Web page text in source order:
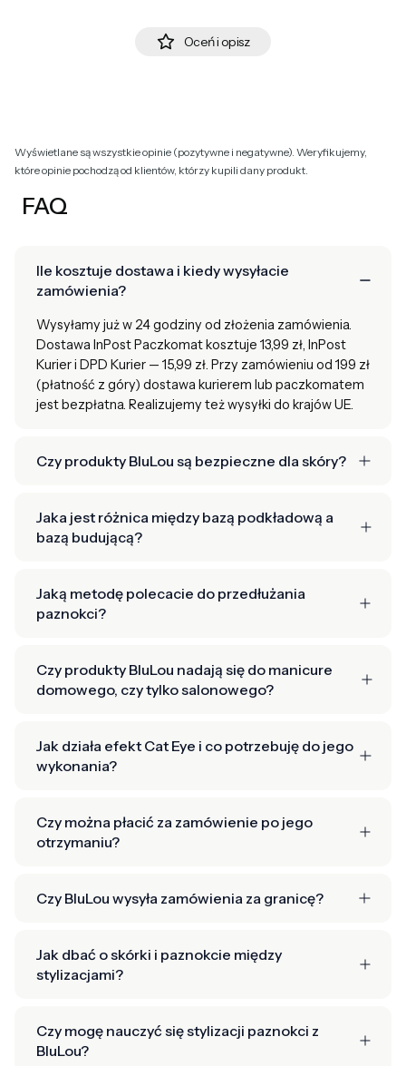
Oceń i opisz
Wyświetlane są wszystkie opinie (pozytywne i negatywne). Weryfikujemy,
które opinie pochodzą od klientów, którzy kupili dany produkt.
FAQ
Ile kosztuje dostawa i kiedy wysyłacie
zamówienia?
Wysyłamy już w 24 godziny od złożenia zamówienia.
Dostawa InPost Paczkomat kosztuje 13,99 zł, InPost
Kurier i DPD Kurier — 15,99 zł. Przy zamówieniu od 199 zł
(płatność z góry) dostawa kurierem lub paczkomatem
jest bezpłatna. Realizujemy też wysyłki do krajów UE.
Czy produkty BluLou są bezpieczne dla skóry?
Jaka jest różnica między bazą podkładową a
bazą budującą?
Jaką metodę polecacie do przedłużania
paznokci?
Czy produkty BluLou nadają się do manicure
domowego, czy tylko salonowego?
Jak działa efekt Cat Eye i co potrzebuję do jego
wykonania?
Czy można płacić za zamówienie po jego
otrzymaniu?
Czy BluLou wysyła zamówienia za granicę?
Jak dbać o skórki i paznokcie między
stylizacjami?
Czy mogę nauczyć się stylizacji paznokci z
BluLou?